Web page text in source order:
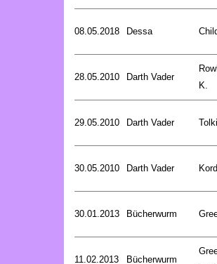
08.05.2018 Dessa
28.05.2010 Darth Vader
K.
29.05.2010 Darth Vader
30.05.2010 Darth Vader
30.01.2013 Bücherwurm
11.02.2013 Bücherwurm